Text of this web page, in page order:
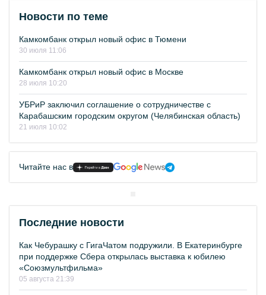
Новости по теме
Камкомбанк открыл новый офис в Тюмени
30 июля 11:06
Камкомбанк открыл новый офис в Москве
28 июля 10:20
УБРиР заключил соглашение о сотрудничестве с
Карабашским городским округом (Челябинская область)
21 июля 10:02
Читайте нас в
Последние новости
Как Чебурашку с ГигаЧатом подружили. В Екатеринбурге
при поддержке Сбера открылась выставка к юбилею
«Союзмультфильма»
05 августа 21:39